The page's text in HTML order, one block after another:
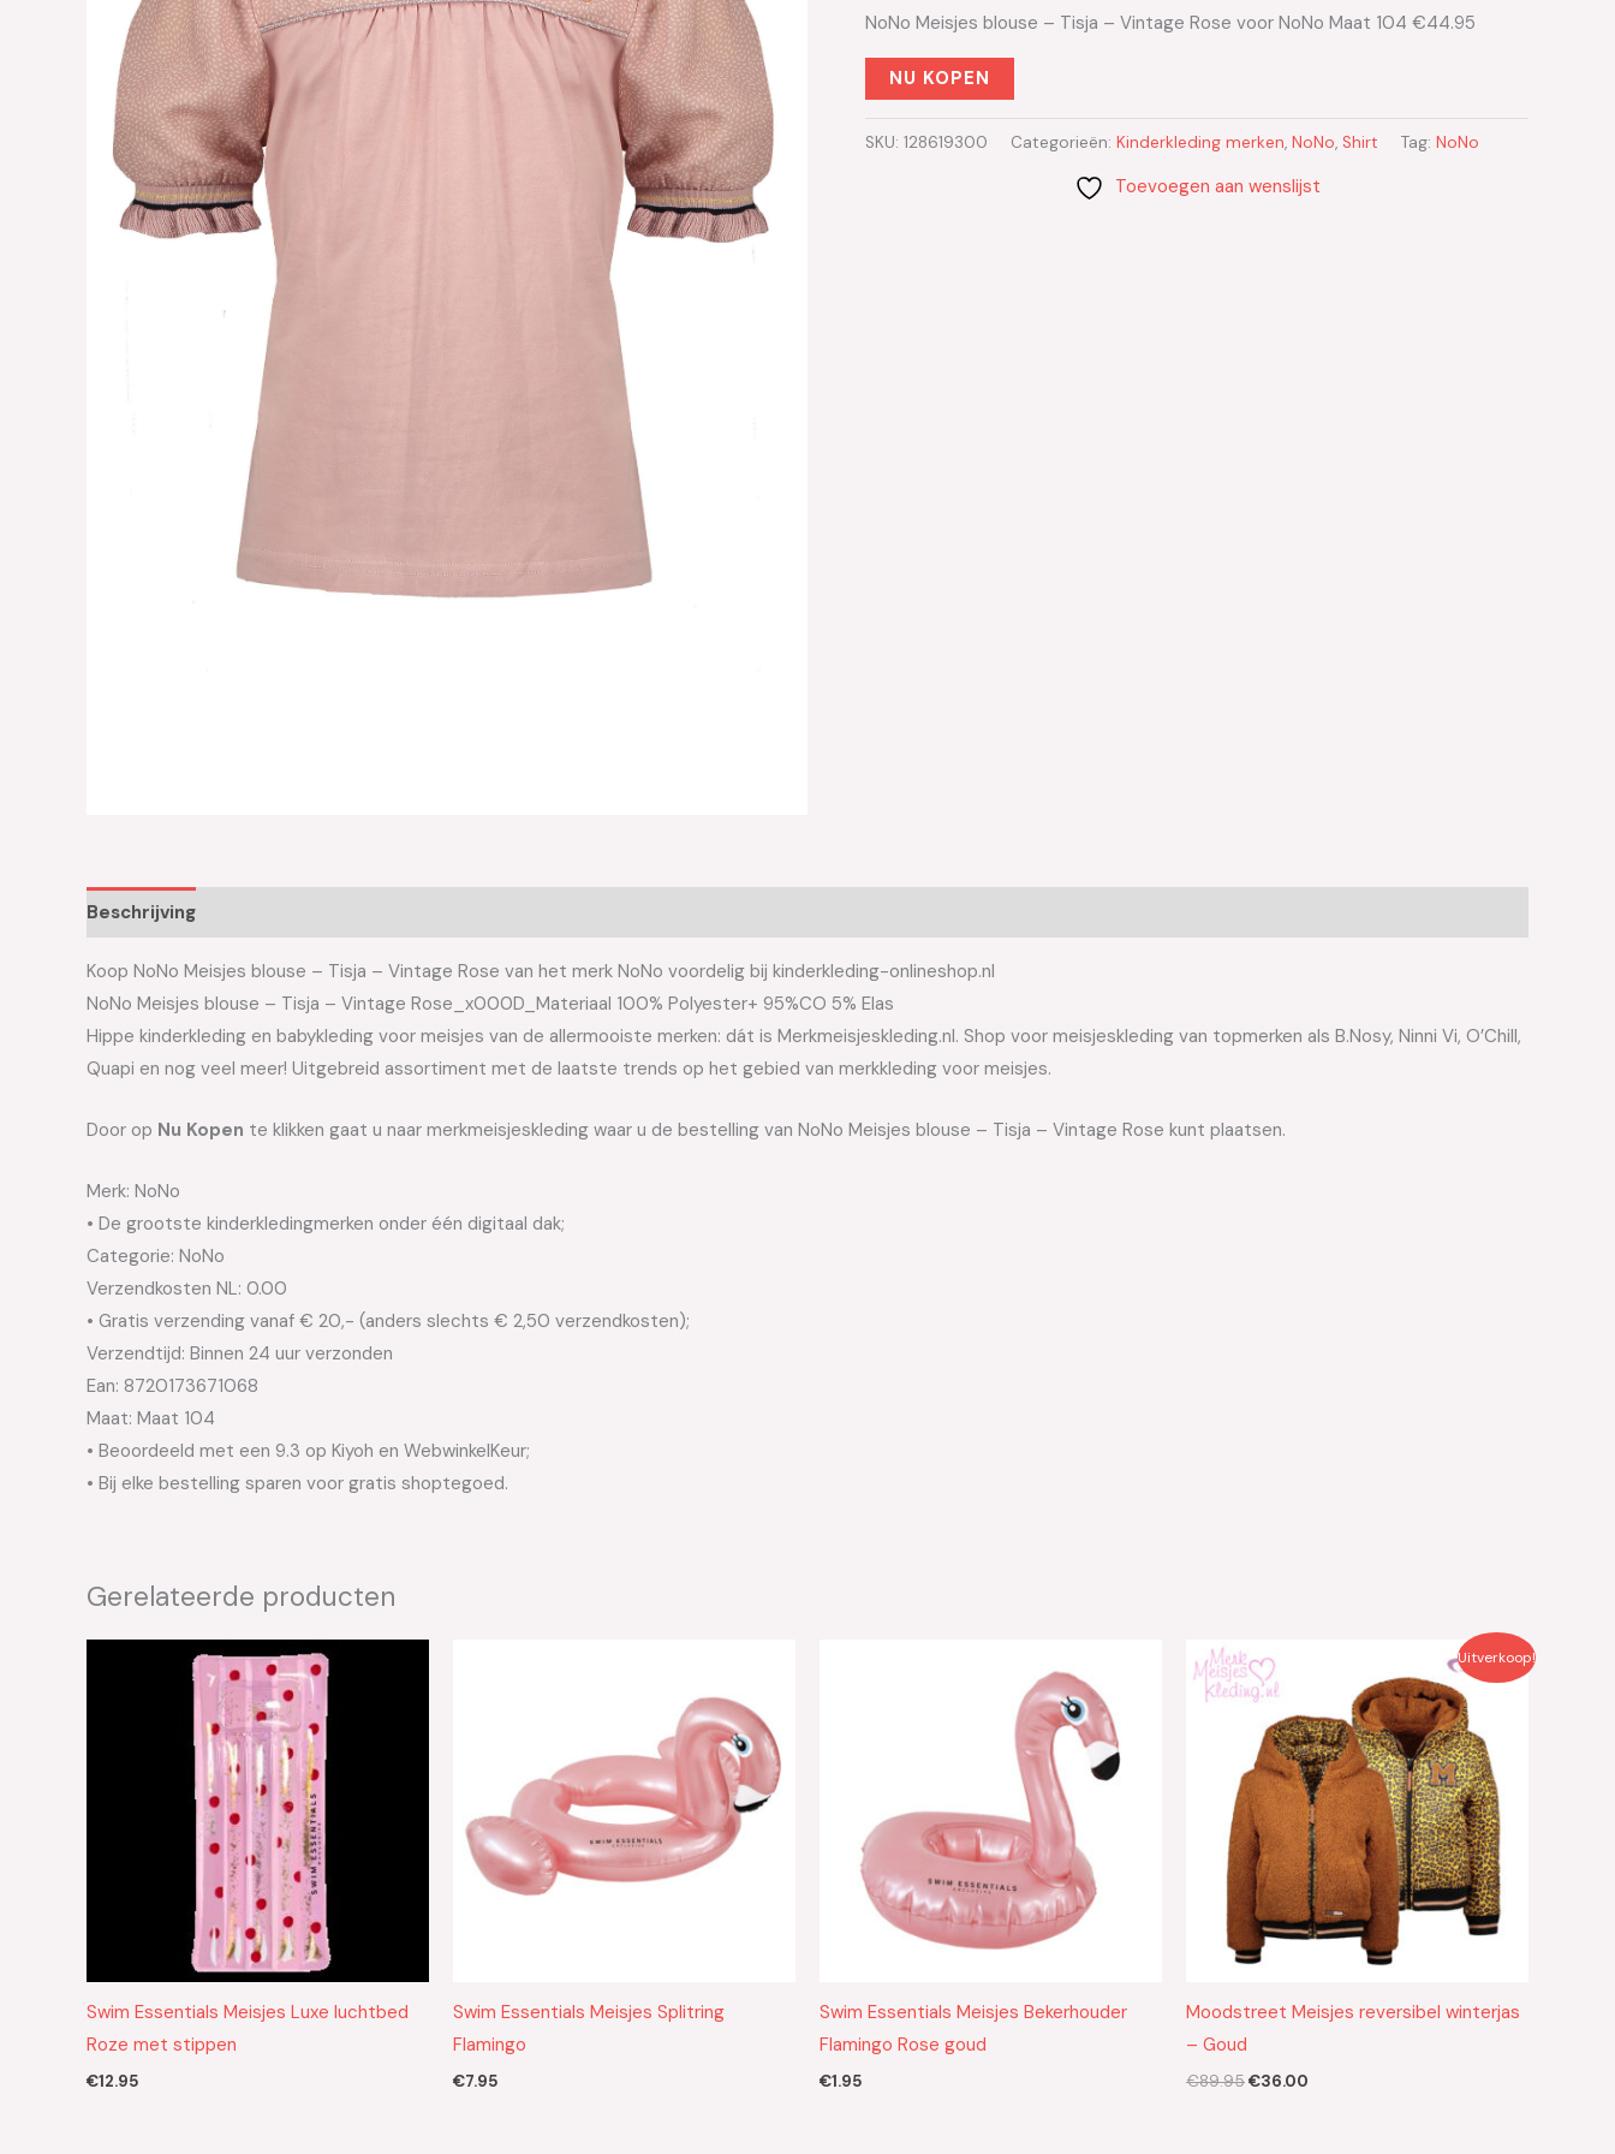
NoNo Meisjes blouse – Tisja – Vintage Rose voor NoNo Maat 104 €44.95
NU KOPEN
SKU: 128619300 Categorieën: Kinderkleding merken, NoNo, Shirt Tag: NoNo
Toevoegen aan wenslijst
Beschrijving
Koop NoNo Meisjes blouse – Tisja – Vintage Rose van het merk NoNo voordelig bij kinderkleding-onlineshop.nl
NoNo Meisjes blouse – Tisja – Vintage Rose_x000D_Materiaal 100% Polyester+ 95%CO 5% Elas
Hippe kinderkleding en babykleding voor meisjes van de allermooiste merken: dát is Merkmeisjeskleding.nl. Shop voor meisjeskleding van topmerken als B.Nosy, Ninni Vi, O’Chill,
Quapi en nog veel meer! Uitgebreid assortiment met de laatste trends op het gebied van merkkleding voor meisjes.
Door op Nu Kopen te klikken gaat u naar merkmeisjeskleding waar u de bestelling van NoNo Meisjes blouse – Tisja – Vintage Rose kunt plaatsen.
Merk: NoNo
• De grootste kinderkledingmerken onder één digitaal dak;
Categorie: NoNo
Verzendkosten NL: 0.00
• Gratis verzending vanaf € 20,- (anders slechts € 2,50 verzendkosten);
Verzendtijd: Binnen 24 uur verzonden
Ean: 8720173671068
Maat: Maat 104
• Beoordeeld met een 9.3 op Kiyoh en WebwinkelKeur;
• Bij elke bestelling sparen voor gratis shoptegoed.
Gerelateerde producten
Swim Essentials Meisjes Luxe luchtbed
Roze met stippen
€12.95
Swim Essentials Meisjes Splitring
Flamingo
€7.95
Swim Essentials Meisjes Bekerhouder
Flamingo Rose goud
€1.95
Uitverkoop!
Moodstreet Meisjes reversibel winterjas
– Goud
€89.95
prijs
was:
€89.95.
€36.00
€36.00.